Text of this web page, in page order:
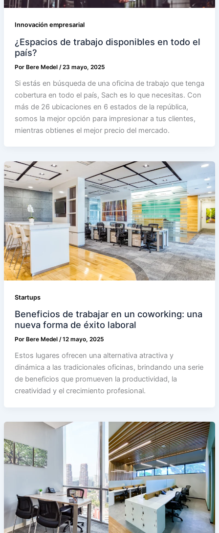
Innovación empresarial
¿Espacios de trabajo disponibles en todo el
país?
Por Bere Medel /23 mayo, 2025
Si estás en búsqueda de una oficina de trabajo que tenga
cobertura en todo el país, Sach es lo que necesitas. Con
más de 26 ubicaciones en 6 estados de la república,
somos la mejor opción para impresionar a tus clientes,
mientras obtienes el mejor precio del mercado.
Startups
Beneficios de trabajar en un coworking: una
nueva forma de éxito laboral
Por Bere Medel /12 mayo, 2025
Estos lugares ofrecen una alternativa atractiva y
dinámica a las tradicionales oficinas, brindando una serie
de beneficios que promueven la productividad, la
creatividad y el crecimiento profesional.